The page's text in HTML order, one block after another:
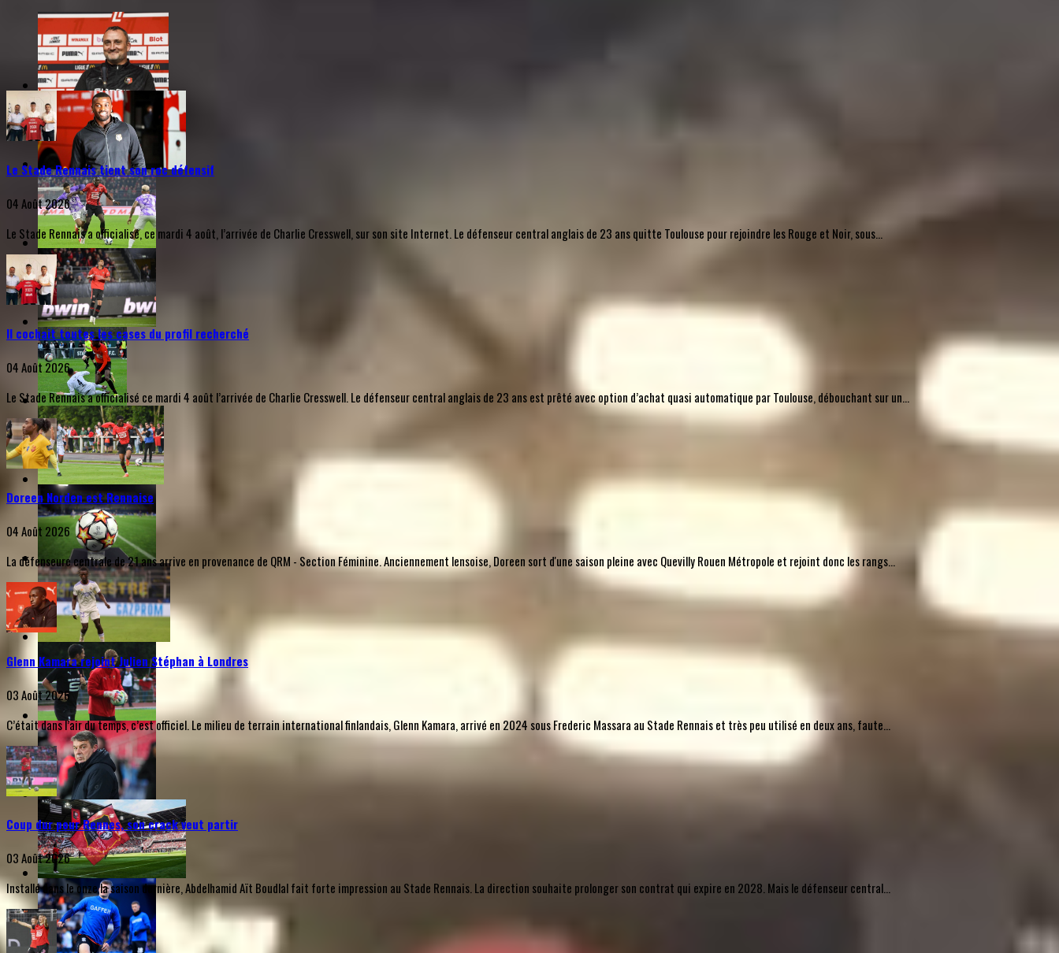
Le Stade Rennais tient son roc défensif
04 Août 2026
Le Stade Rennais a officialisé, ce mardi 4 août, l’arrivée de Charlie Cresswell, sur son site Internet. Le défenseur central anglais de 23 ans quitte Toulouse pour rejoindre les Rouge et Noir, sous...
Il cochait toutes les cases du profil recherché
04 Août 2026
Le Stade Rennais a officialisé ce mardi 4 août l’arrivée de Charlie Cresswell. Le défenseur central anglais de 23 ans est prêté avec option d’achat quasi automatique par Toulouse, débouchant sur un...
Doreen Norden est Rennaise
04 Août 2026
La défenseure centrale de 21 ans arrive en provenance de QRM - Section Féminine. Anciennement lensoise, Doreen sort d'une saison pleine avec Quevilly Rouen Métropole et rejoint donc les rangs...
Glenn Kamara rejoint Julien Stéphan à Londres
03 Août 2026
C’était dans l’air du temps, c’est officiel. Le milieu de terrain international finlandais, Glenn Kamara, arrivé en 2024 sous Frederic Massara au Stade Rennais et très peu utilisé en deux ans, faute...
Coup dur pour Rennes, son crack veut partir
03 Août 2026
Installé dans le onze la saison dernière, Abdelhamid Aït Boudlal fait forte impression au Stade Rennais. La direction souhaite prolonger son contrat qui expire en 2028. Mais le défenseur central...